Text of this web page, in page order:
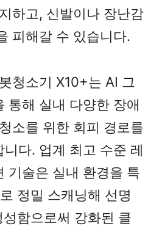
하고, 신발이나 장난감
피해갈 수 있습니다.
청소기 X10+는 AI 그
통해 실내 다양한 장애
소를 위한 회피 경로를
다. 업계 최고 수준 레
기술은 실내 환경을 특
정밀 스캐닝해 선명
함으로써 강화된 클